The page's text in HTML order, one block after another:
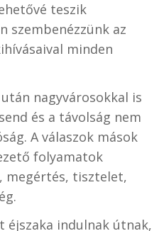
teszik
szembenézzünk az
minden
nagyvárosokkal is
és a távolság nem
A válaszok mások
folyamatok
megértés, tisztelet,
éjszaka indulnak útnak,